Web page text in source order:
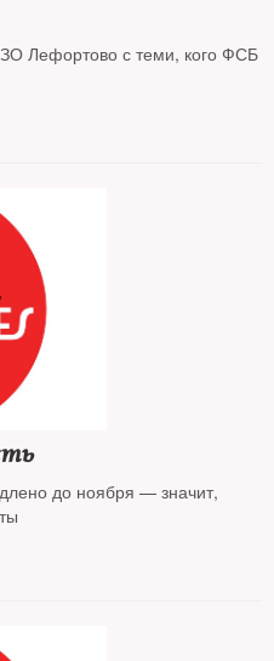
Лефортово с теми, кого ФСБ
до ноября — значит,